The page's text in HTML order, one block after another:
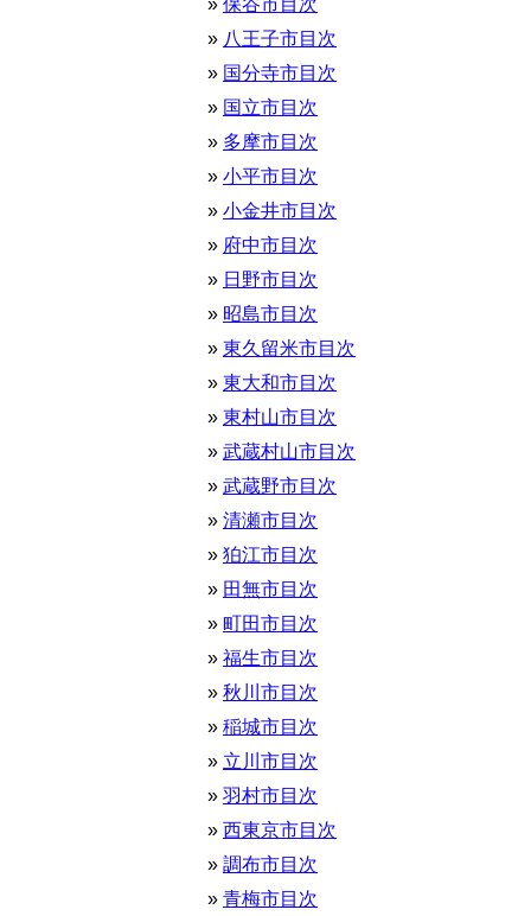
八王子市目次
国分寺市目次
国立市目次
多摩市目次
小平市目次
小金井市目次
府中市目次
日野市目次
昭島市目次
東久留米市目次
東大和市目次
東村山市目次
武蔵村山市目次
武蔵野市目次
清瀬市目次
狛江市目次
田無市目次
町田市目次
福生市目次
秋川市目次
稲城市目次
立川市目次
羽村市目次
西東京市目次
調布市目次
青梅市目次